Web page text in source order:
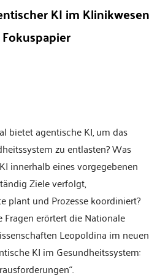
KI im Klinikwesen
bietet agentische KI, um das
zu entlasten? Was
innerhalb eines vorgegebenen
Ziele verfolgt,
plant und Prozesse koordiniert?
Fragen erörtert die Nationale
Leopoldina im neuen
KI im Gesundheitssystem: